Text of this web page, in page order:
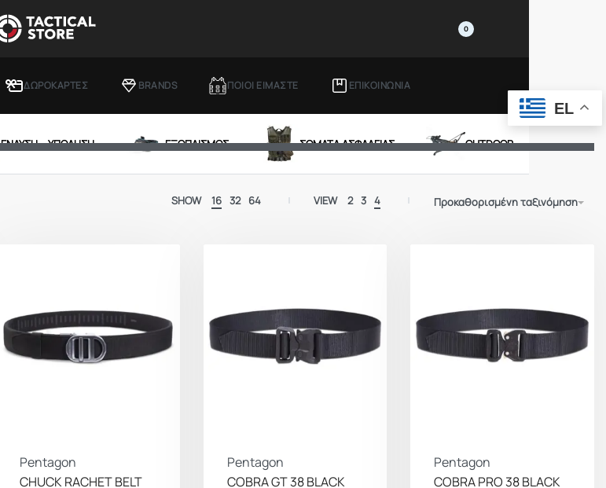
0
ΔΩΡΟΚΑΡΤΕΣ BRANDS ΠΟΙΟΙ ΕΙΜΑΣΤΕ ΕΠΙΚΟΙΝΩΝΙΑ
ΕΝΔΥΣΗ – ΥΠΟΔΗΣΗ ΕΞΟΠΛΙΣΜΟΣ ΣΩΜΑΤΑ ΑΣΦΑΛΕΙΑΣ OUTDOOR
SHOW 16 32 64 VIEW 2 3 4 Προκαθορισμένη ταξινόμηση
Pentagon
CHUCK RACHET BELT
Pentagon
COBRA GT 38 BLACK
Pentagon
COBRA PRO 38 BLACK
EL